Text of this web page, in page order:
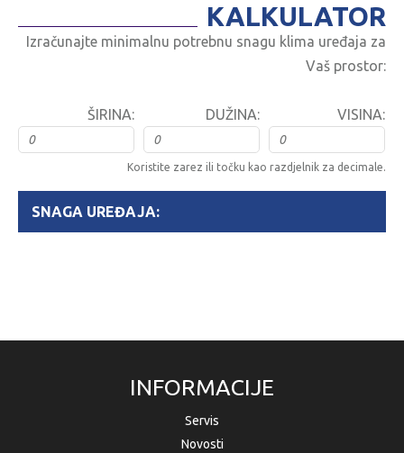
KALKULATOR
Izračunajte minimalnu potrebnu snagu klima uređaja za
Vaš prostor:
ŠIRINA: DUŽINA: VISINA:
Koristite zarez ili točku kao razdjelnik za decimale.
SNAGA UREĐAJA:
INFORMACIJE
Servis
Novosti